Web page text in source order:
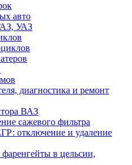
авто
УАЗ
диагностика и ремонт
ВАЗ
сажевого фильтра
отключение и удаление
в цельсии,